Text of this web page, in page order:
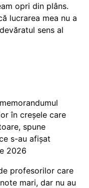
opri din plâns.
lucrarea mea nu a
sens al
în creșele care
spune
s-au afișat
2026
profesorilor care
mari, dar nu au